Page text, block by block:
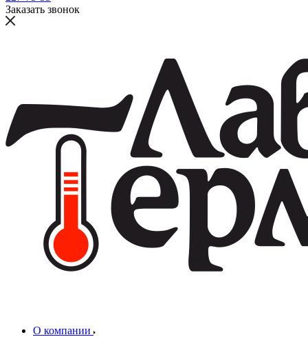
Заказать звонок
О компании